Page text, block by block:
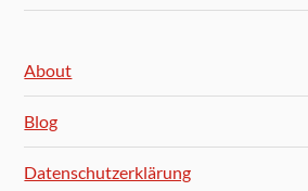
About
Blog
Datenschutzerklärung